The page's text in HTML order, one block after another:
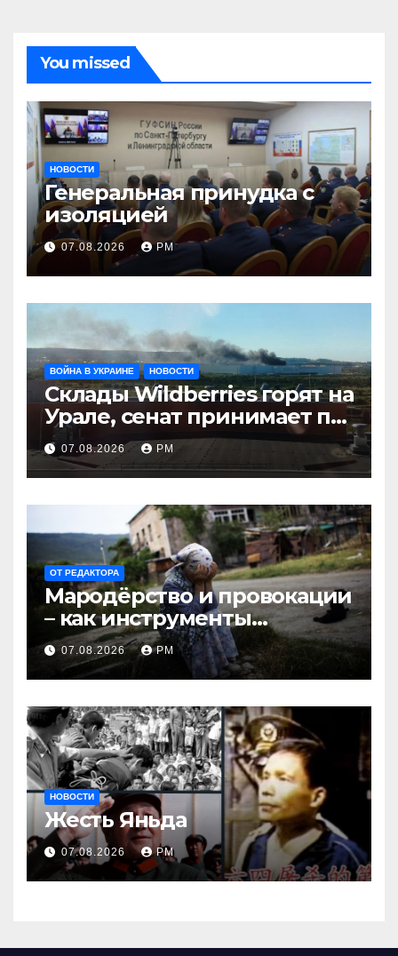
You missed
НОВОСТИ
Генеральная принудка с
изоляцией
07.08.2026 РМ
ВОЙНА В УКРАИНЕ НОВОСТИ
Склады Wildberries горят на
Урале, сенат принимает по
Грэму закон
07.08.2026 РМ
ОТ РЕДАКТОРА
Мародёрство и провокации
– как инструменты
современной политики
России
07.08.2026 РМ
НОВОСТИ
Жесть Яньда
07.08.2026 РМ